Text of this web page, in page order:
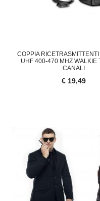
DEFLETTORE ARIA
COPPIA
UHF 400-470 MHZ WALKIE
CANALI
€ 19,49